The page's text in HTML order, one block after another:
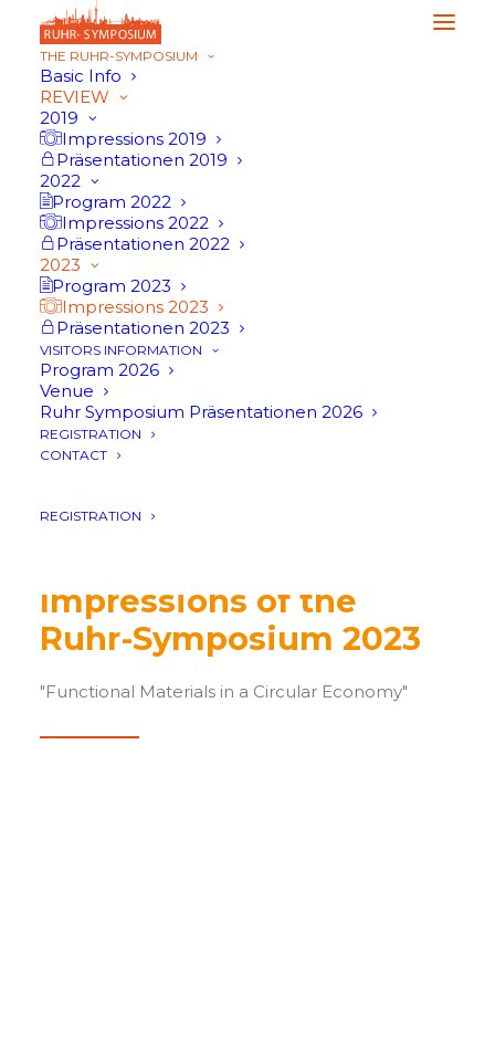
THE RUHR-SYMPOSIUM
Basic Info
REVIEW
2019
Impressions 2019
Präsentationen 2019
2022
Program 2022
Impressions 2022
Präsentationen 2022
2023
Program 2023
Impressions 2023
Präsentationen 2023
VISITORS INFORMATION
Program 2026
Venue
Ruhr Symposium Präsentationen 2026
REGISTRATION
CONTACT
REGISTRATION
Impressions
Impressions of the
Ruhr-Symposium 2023
"Functional Materials in a Circular Economy"